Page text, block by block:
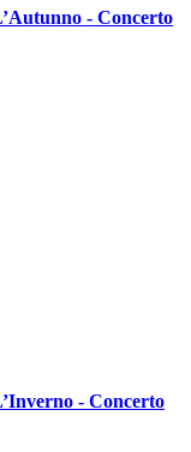
- Concerto
- Concerto